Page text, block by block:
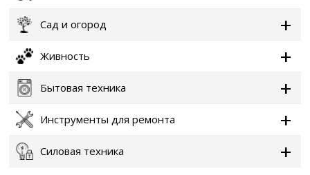
Сад и огород
Живность
Бытовая техника
Инструменты для ремонта
Силовая техника